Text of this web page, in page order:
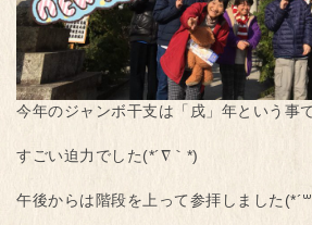
今年のジャンボ干支は「戌」年という事
すごい迫力でした(*´∇｀*)
午後からは階段を上って参拝しました